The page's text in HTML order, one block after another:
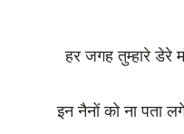
हर जगह तुम्हारे डेरे
इन नैनों को ना पता